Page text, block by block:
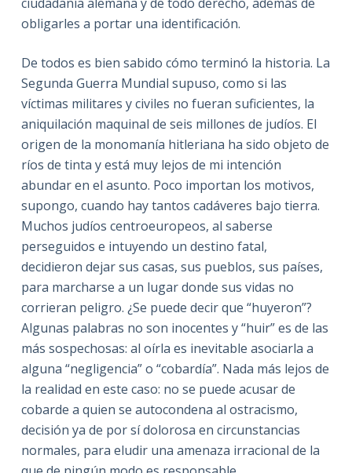
obligarles a portar una identificación.
De todos es bien sabido cómo terminó la historia. La
Segunda Guerra Mundial supuso, como si las
víctimas militares y civiles no fueran suficientes, la
aniquilación maquinal de seis millones de judíos. El
origen de la monomanía hitleriana ha sido objeto de
ríos de tinta y está muy lejos de mi intención
abundar en el asunto. Poco importan los motivos,
supongo, cuando hay tantos cadáveres bajo tierra.
Muchos judíos centroeuropeos, al saberse
perseguidos e intuyendo un destino fatal,
decidieron dejar sus casas, sus pueblos, sus países,
para marcharse a un lugar donde sus vidas no
corrieran peligro. ¿Se puede decir que “huyeron”?
Algunas palabras no son inocentes y “huir” es de las
más sospechosas: al oírla es inevitable asociarla a
alguna “negligencia” o “cobardía”. Nada más lejos de
la realidad en este caso: no se puede acusar de
cobarde a quien se autocondena al ostracismo,
decisión ya de por sí dolorosa en circunstancias
normales, para eludir una amenaza irracional de la